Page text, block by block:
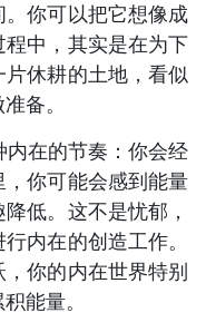
你可以把它想像成
中，其实是在为下
休耕的土地，看似
备。
在的节奏：你会经
你可能会感到能量
低。这不是忧郁，
内在的创造工作。
你的内在世界特别
能量。